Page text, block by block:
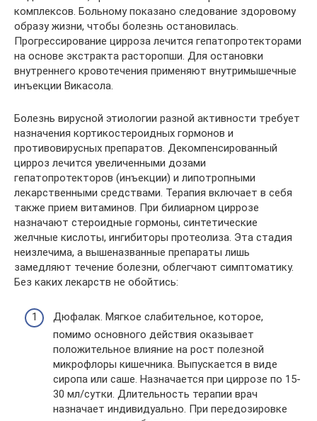
комплексов. Больному показано следование здоровому
образу жизни, чтобы болезнь остановилась.
Прогрессирование цирроза лечится гепатопротекторами
на основе экстракта расторопши. Для остановки
внутреннего кровотечения применяют внутримышечные
инъекции Викасола.
Болезнь вирусной этиологии разной активности требует
назначения кортикостероидных гормонов и
противовирусных препаратов. Декомпенсированный
цирроз лечится увеличенными дозами
гепатопротекторов (инъекции) и липотропными
лекарственными средствами. Терапия включает в себя
также прием витаминов. При билиарном циррозе
назначают стероидные гормоны, синтетические
желчные кислоты, ингибиторы протеолиза. Эта стадия
неизлечима, а вышеназванные препараты лишь
замедляют течение болезни, облегчают симптоматику.
Без каких лекарств не обойтись:
Дюфалак. Мягкое слабительное, которое,
помимо основного действия оказывает
положительное влияние на рост полезной
микрофлоры кишечника. Выпускается в виде
сиропа или саше. Назначается при циррозе по 15-
30 мл/сутки. Длительность терапии врач
назначает индивидуально. При передозировке